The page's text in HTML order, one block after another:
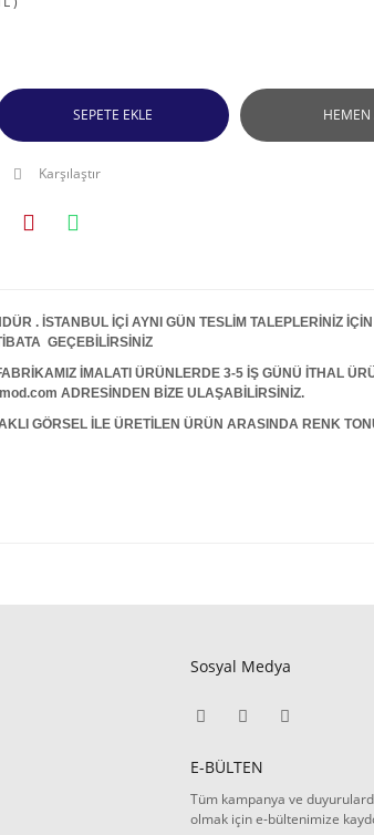
SEPETE EKLE HEMEN
Karşılaştır
. İSTANBUL İÇİ AYNI GÜN TESLİM TALEPLERİNİZ
GEÇEBİLİRSİNİZ
İMALATI ÜRÜNLERDE 3-5 İŞ GÜNÜ İTHAL
ADRESİNDEN BİZE ULAŞABİLİRSİNİZ.
GÖRSEL İLE ÜRETİLEN ÜRÜN ARASINDA RENK
Sosyal Medya
E-BÜLTEN
Tüm kampanya ve
olmak için e-bültenimize